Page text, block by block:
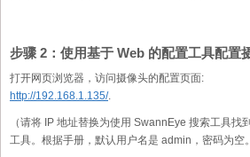
步骤 2：使用基于 Web 的配置工具配置
打开网页浏览器，访问摄像头的配置页面:
http://192.168.1.135/.
（请将 IP 地址替换为使用 SwannEye 搜索工具找
工具。根据手册，默认用户名是 admin，密码为空